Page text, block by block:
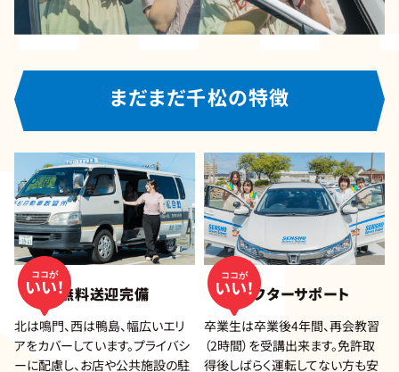
まだまだ千松の特徴
ココが
いい！無料送迎完備
北は鳴門、西は鴨島、幅広いエリ
アをカバーしています。プライバシ
ーに配慮し、お店や公共施設の駐
ココが
いい！アフターサポート
卒業生は卒業後4年間、再会教習
（2時間）を受講出来ます。免許取
得後しばらく運転してない方も安